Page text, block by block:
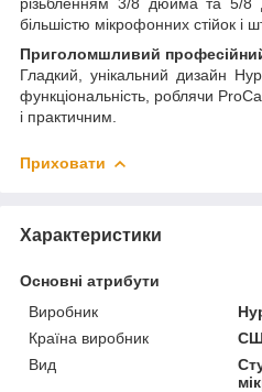
більшістю мікрофонних стійок і
Приголомшливий
Гладкий, унікальний дизайн
функціональність, роблячи
і практичним.
Приховати
Характеристики
Основні атрибути
Виробник
Країна виробник
Вид